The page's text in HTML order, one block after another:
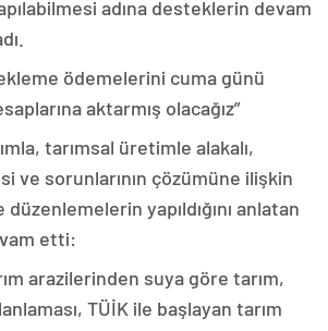
adına desteklerin devam
ödemelerini cuma günü
aktarmış olacağız”
tarımsal üretimle alakalı,
ve sorunlarının çözümüne ilişkin
yapıldığını anlatan
etti:
arazilerinden suya göre tarım,
TÜİK ile başlayan tarım